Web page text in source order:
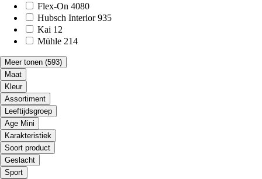
Flex-On 4080
Hubsch Interior 935
Kai 12
Mühle 214
Meer tonen (593)
Maat
Kleur
Assortiment
Leeftijdsgroep
Age Mini
Karakteristiek
Soort product
Geslacht
Sport